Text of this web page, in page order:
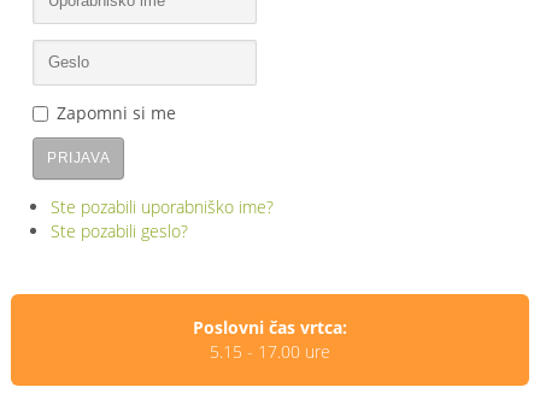
Zapomni si me
PRIJAVA
Ste pozabili uporabniško ime?
Ste pozabili geslo?
Poslovni čas vrtca:
5.15 - 17.00 ure